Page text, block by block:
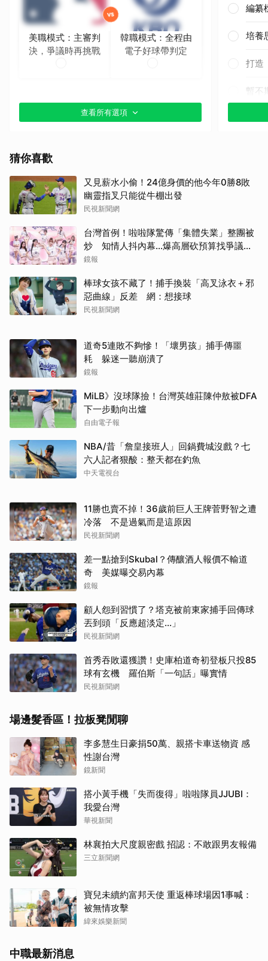
美職模式：主審判
決，爭議時再挑戰
韓職模式：全程由
電子好球帶判定
查看所有選項
編纂
培養
打造
暫不
猜你喜歡
又見薪水小偷！24億身價的他今年0勝8敗
幽靈指叉只能從牛棚出發
民視新聞網
台灣首例！啦啦隊驚傳「集體失業」整團被
炒 知情人抖內幕...爆高層砍預算找爭議經
紀人接手
鏡報
棒球女孩不藏了！捕手換裝「高叉泳衣＋邪
惡曲線」反差 網：想接球
民視新聞網
道奇5連敗不夠慘！「壞男孩」捕手傳噩
耗 躲迷一聽崩潰了
鏡報
MiLB》沒球隊撿！台灣英雄莊陳仲敖被DFA
下一步動向出爐
自由電子報
NBA/昔「詹皇接班人」回鍋費城沒戲？七
六人記者狠酸：整天都在釣魚
中天電視台
11勝也賣不掉！36歲前巨人王牌菅野智之遭
冷落 不是過氣而是這原因
民視新聞網
差一點搶到Skubal？傳釀酒人報價不輸道
奇 美媒曝交易內幕
鏡報
顧人怨到習慣了？塔克被前東家捕手回傳球
丟到頭「反應超淡定...」
民視新聞網
首秀吞敗還獲讚！史庫柏道奇初登板只投85
球有玄機 羅伯斯「一句話」曝實情
民視新聞網
場邊髮香區！拉板凳閒聊
李多慧生日豪捐50萬、親搭卡車送物資 感
性謝台灣
鏡新聞
搭小黃手機「失而復得」啦啦隊員JJUBI：
我愛台灣
華視新聞
林襄拍大尺度親密戲 招認：不敢跟男友報備
三立新聞網
寶兒未續約富邦天使 重返棒球場因1事喊：
被無情攻擊
緯來娛樂新聞
中職最新消息